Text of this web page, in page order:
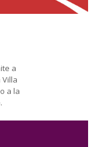
a
a la